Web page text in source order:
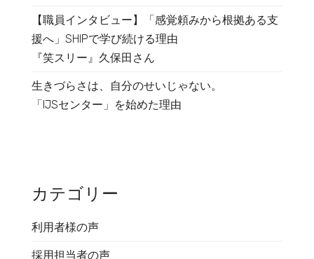
【職員インタビュー】「感覚頼みから根拠ある支
援へ」SHIPで学び続ける理由
『笑スリー』久保田さん
生きづらさは、自分のせいじゃない。
「IJSセンター」を始めた理由
カテゴリー
利用者様の声
採用担当者の声